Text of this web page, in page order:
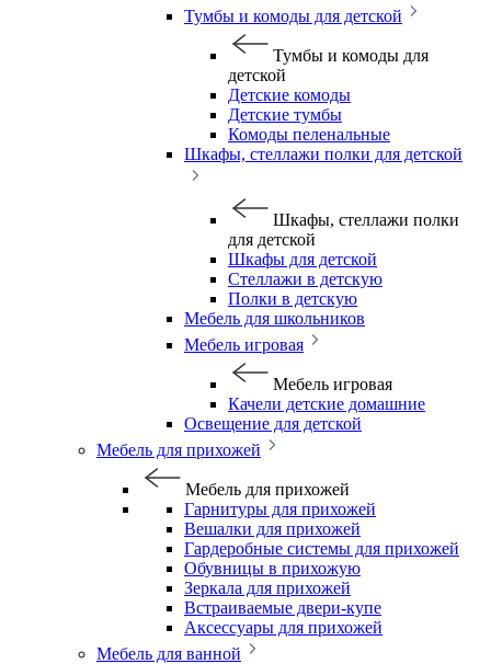
Тумбы и комоды для детской
Тумбы и комоды для
детской
Детские комоды
Детские тумбы
Комоды пеленальные
Шкафы, стеллажи полки для детской
Шкафы, стеллажи полки
для детской
Шкафы для детской
Стеллажи в детскую
Полки в детскую
Мебель для школьников
Мебель игровая
Мебель игровая
Качели детские домашние
Освещение для детской
Мебель для прихожей
Мебель для прихожей
Гарнитуры для прихожей
Вешалки для прихожей
Гардеробные системы для прихожей
Обувницы в прихожую
Зеркала для прихожей
Встраиваемые двери-купе
Аксессуары для прихожей
Мебель для ванной